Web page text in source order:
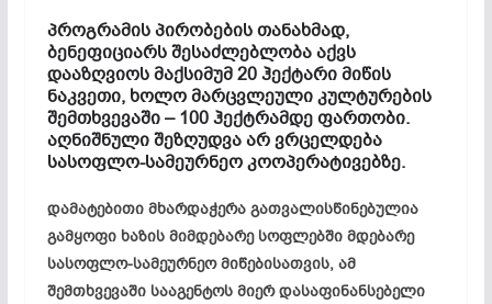
პროგრამის პირობების თანახმად,
ბენეფიციარს შესაძლებლობა აქვს
დააზღვიოს მაქსიმუმ 20 ჰექტარი მიწის
ნაკვეთი, ხოლო მარცვლეული კულტურების
შემთხვევაში – 100 ჰექტრამდე ფართობი.
აღნიშნული შეზღუდვა არ ვრცელდება
სასოფლო-სამეურნეო კოოპერატივებზე.
დამატებითი მხარდაჭერა გათვალისწინებულია
გამყოფი ხაზის მიმდებარე სოფლებში მდებარე
სასოფლო-სამეურნეო მიწებისათვის, ამ
შემთხვევაში სააგენტოს მიერ დასაფინანსებელი